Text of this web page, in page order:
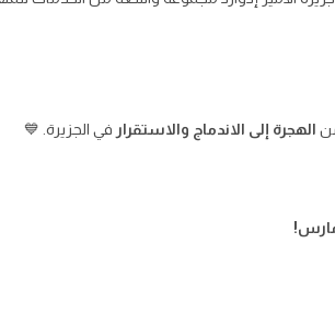
الهجرة إلى الاندماج والاستقرار في الجزيرة. 💙